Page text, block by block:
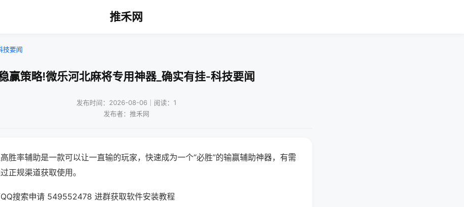
推禾网
技要闻
赢策略!微乐河北麻将专用神器_确实有挂-科技要闻
发布时间：2026-08-06｜阅读：1
发布者：推禾网
胜率辅助是一款可以让一直输的玩家，快速成为一个“必胜”的输赢辅助神器，有需
正规渠道获取使用。
搜索申请 549552478 进群获取软件安装教程